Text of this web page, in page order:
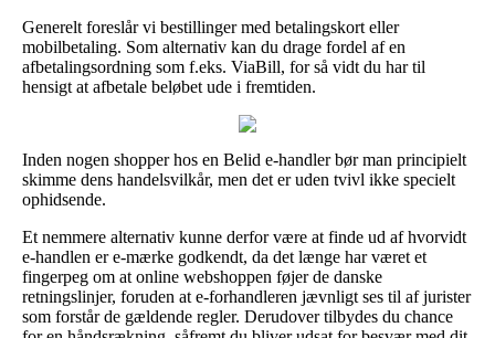
Generelt foreslår vi bestillinger med betalingskort eller
mobilbetaling. Som alternativ kan du drage fordel af en
afbetalingsordning som f.eks. ViaBill, for så vidt du har til
hensigt at afbetale beløbet ude i fremtiden.
Inden nogen shopper hos en Belid e-handler bør man principielt
skimme dens handelsvilkår, men det er uden tvivl ikke specielt
ophidsende.
Et nemmere alternativ kunne derfor være at finde ud af hvorvidt
e-handlen er e-mærke godkendt, da det længe har været et
fingerpeg om at online webshoppen føjer de danske
retningslinjer, foruden at e-forhandleren jævnligt ses til af jurister
som forstår de gældende regler. Derudover tilbydes du chance